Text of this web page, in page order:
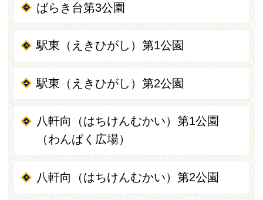
ばらき台第3公園
駅東（えきひがし）第1公園
駅東（えきひがし）第2公園
八軒向（はちけんむかい）第1公園
（わんぱく広場）
八軒向（はちけんむかい）第2公園